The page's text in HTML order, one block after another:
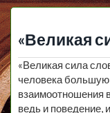
«Великая
«Великая сила
человека большую
взаимоотношения
ведь и поведение,